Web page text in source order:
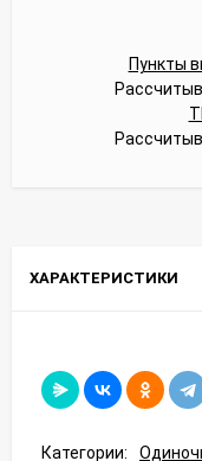
Пункты
ХАРАКТЕРИСТИКИ
Категории: